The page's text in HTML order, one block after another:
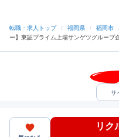
転職・求人トップ / 福岡県 / 福岡市
ー】東証プライム上場サンゲツグループ
リク
サ
中途採用をご検討の企業様
ヘル